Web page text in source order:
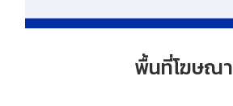
พื้นที่โฆษณา